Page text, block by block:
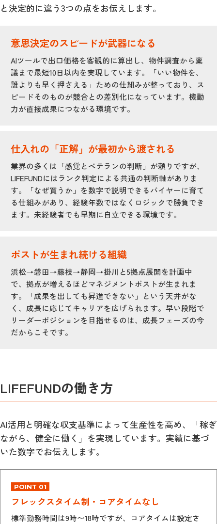
と決定的に違う3つの点をお伝えします。
意思決定のスピードが武器になる
AIツールで出口価格を客観的に算出し、物件調査から稟
議まで最短10日以内を実現しています。「いい物件を、
誰よりも早く押さえる」ための仕組みが整っており、ス
ピードそのものが競合との差別化になっています。機動
力が直接成果につながる環境です。
仕入れの「正解」が最初から渡される
業界の多くは「感覚とベテランの判断」が頼りですが、
LIFEFUNDにはランク判定による共通の判断軸がありま
す。「なぜ買うか」を数字で説明できるバイヤーに育て
る仕組みがあり、経験年数ではなくロジックで勝負でき
ます。未経験者でも早期に自立できる環境です。
ポストが生まれ続ける組織
浜松→磐田→藤枝→静岡→掛川と5拠点展開を計画中
で、拠点が増えるほどマネジメントポストが生まれま
す。「成果を出しても昇進できない」という天井がな
く、成長に応じてキャリアを広げられます。早い段階で
リーダーポジションを目指せるのは、成長フェーズの今
だからこそです。
LIFEFUNDの働き方
AI活用と明確な収支基準によって生産性を高め、「稼ぎ
ながら、健全に働く」を実現しています。実績に基づ
いた数字でお伝えします。
POINT 01
フレックスタイム制・コアタイムなし
標準勤務時間は9時〜18時ですが、コアタイムは設定さ